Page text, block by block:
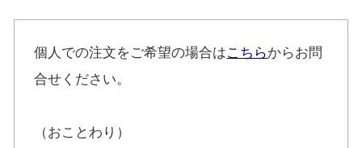
個人での注文をご希望の場合はこちらからお問
合せください。
（おことわり）